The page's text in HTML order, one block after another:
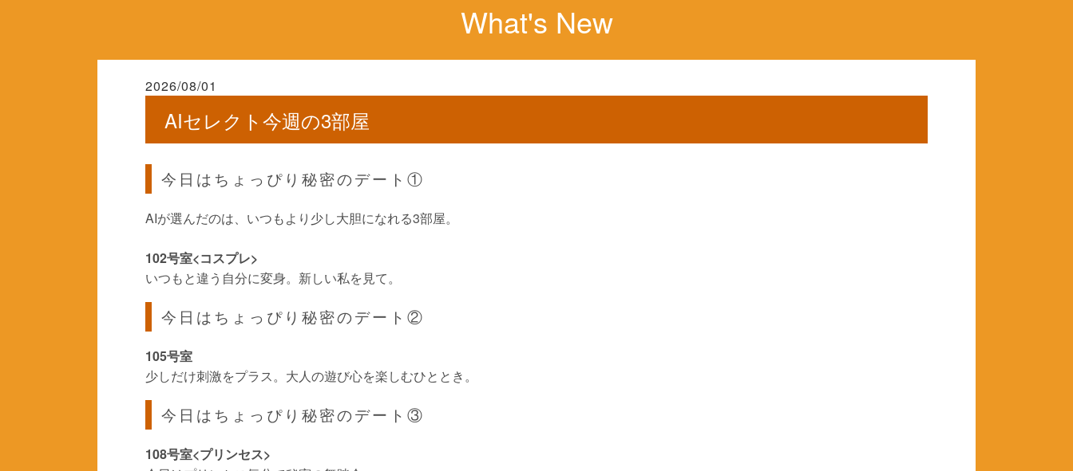
What's New
2026/08/01
AIセレクト今週の3部屋
今日はちょっぴり秘密のデート①
AIが選んだのは、いつもより少し大胆になれる3部屋。
102号室<コスプレ>
いつもと違う自分に変身。新しい私を見て。
今日はちょっぴり秘密のデート②
105号室
少しだけ刺激をプラス。大人の遊び心を楽しむひととき。
今日はちょっぴり秘密のデート③
108号室<プリンセス>